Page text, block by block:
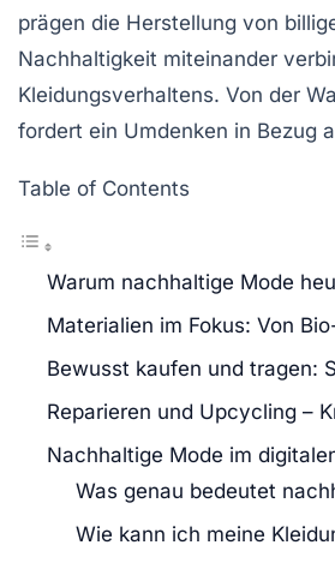
prägen die Herstellung von
Nachhaltigkeit miteinander
Kleidungsverhaltens. Von der
fordert ein Umdenken in Bezug
Table of Contents
Warum nachhaltige Mode
Materialien im Fokus: Von
Bewusst kaufen und tragen:
Reparieren und Upcycling –
Nachhaltige Mode im
Was genau bedeutet
Wie kann ich meine